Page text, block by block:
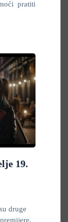
pratiti
19.
druge